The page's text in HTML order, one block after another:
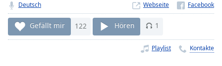
live LIVE
Remaining
Time-
Deutsch Webseite
Gefällt mir 122 Hören 1
Playlist Kontakte